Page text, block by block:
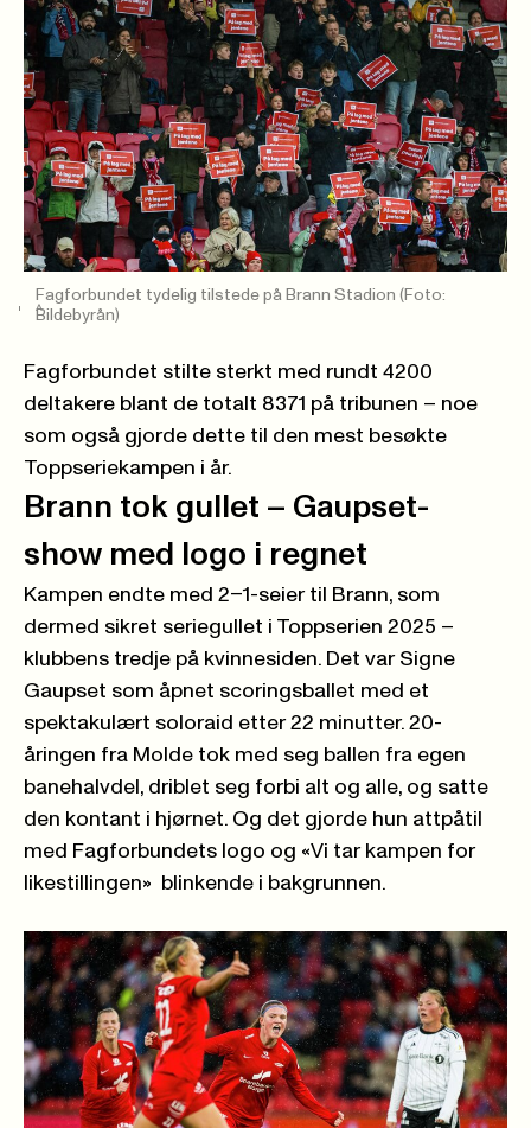
->
Fagforbundet tydelig tilstede på Brann Stadion (Foto:
Bildebyrån)
Fagforbundet stilte sterkt med rundt 4200
deltakere blant de totalt 8371 på tribunen – noe
som også gjorde dette til den mest besøkte
Toppseriekampen i år.
Brann tok gullet – Gaupset-
show med logo i regnet
Kampen endte med 2–1-seier til Brann, som
dermed sikret seriegullet i Toppserien 2025 –
klubbens tredje på kvinnesiden. Det var Signe
Gaupset som åpnet scoringsballet med et
spektakulært soloraid etter 22 minutter. 20-
åringen fra Molde tok med seg ballen fra egen
banehalvdel, driblet seg forbi alt og alle, og satte
den kontant i hjørnet. Og det gjorde hun attpåtil
med Fagforbundets logo og «Vi tar kampen for
likestillingen» blinkende i bakgrunnen.